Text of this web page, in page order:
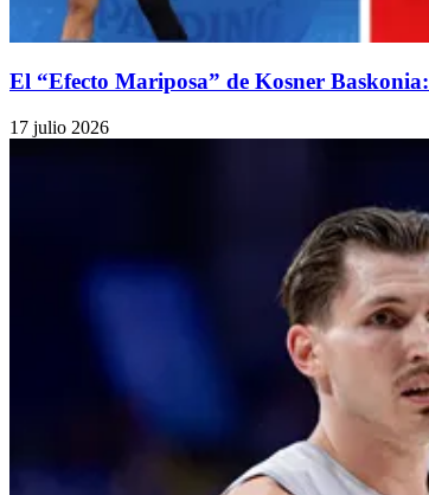
El “Efecto Mariposa” de Kosner
17 julio 2026